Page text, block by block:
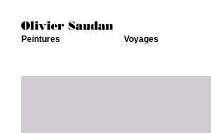
Peintures Voyages